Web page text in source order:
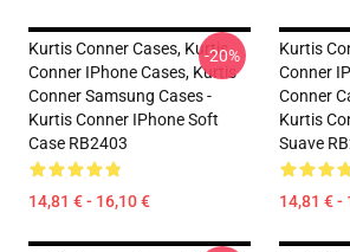
Kurtis Conner Cases, Kurtis
Conner IPhone Cases, Kurtis
Conner Samsung Cases -
Kurtis Conner IPhone Soft
Case RB2403
14,81 € - 16,10 €
-20%
Kurtis
Conner
Conner
Kurtis
Suave
14,81 € -